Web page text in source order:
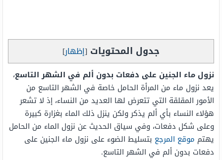
جدول المحتويات [إظهار]
نزول ماء الجنين على دفعات بدون ألم في الشهر التاسع،
يعد نزول ماء من المرأة الحامل خاصة في الشهر التاسع من
الأمور المقلقة التي تتعرض لها العديد من النساء، إذ لا تشعر
هؤلاء النساء بأي ألم يذكر ولكن ينزل ذلك الماء بغزارة كبيرة
وعلى شكل دفعات، وفي سياق الحديث عن نزول الماء من الحامل
يهتم موقع المرجع بتسليط الضوء على نزول ماء الجنين على
دفعات بدون ألم في الشهر التاسع.